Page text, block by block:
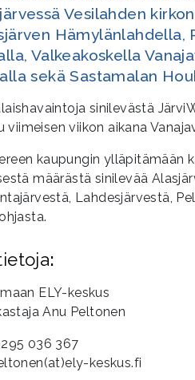
Vesilahden
Hämylänlahdella,
Valkeakoskella
sekä Sastamalan
sinilevästä
viimeisen viikon aikana
kaupungin ylläpitämään
määrästä sinilevää
Lahdesjärvestä,
:
ELY-keskus
Anu Peltonen
036 367
keskus.fi